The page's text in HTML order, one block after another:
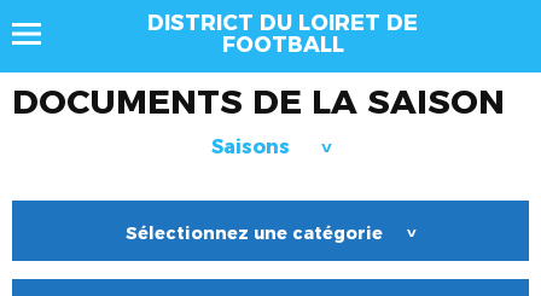
DISTRICT DU LOIRET DE
FOOTBALL
DOCUMENTS DE LA SAISON
Saisons >
Sélectionnez une catégorie >